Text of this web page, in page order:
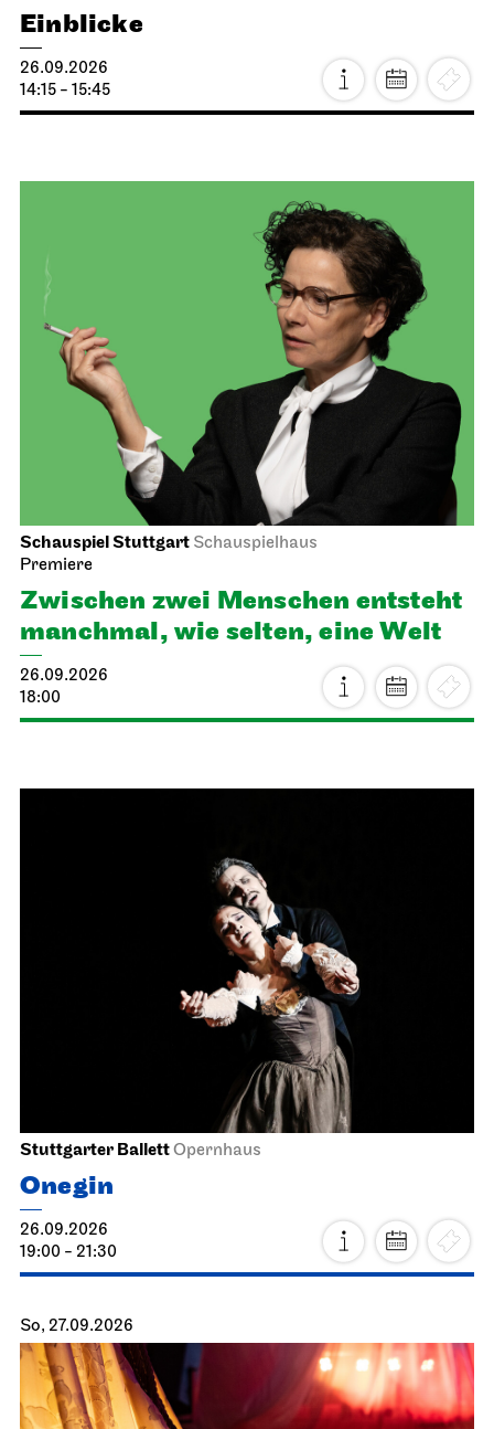
Einblicke
26.09.2026
14:15 - 15:45
Schauspiel Stuttgart Schauspielhaus
Premiere
Zwischen zwei Menschen ent­steht
manch­mal, wie selten, eine Welt
26.09.2026
18:00
Stuttgarter BallettOpernhaus
Onegin
26.09.2026
19:00 - 21:30
So, 27.09.2026